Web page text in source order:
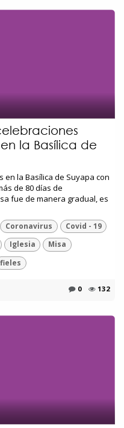
la Basílica de
en la Basílica de Suyapa con
de 80 días de
fue de manera gradual, es
Coronavirus
Covid - 19
Iglesia
Misa
fieles
0 132